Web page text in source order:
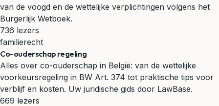
van de voogd en de wettelijke verplichtingen volgens het
Burgerlijk Wetboek.
736 lezers
familierecht
Co-ouderschap regeling
Alles over co-ouderschap in België: van de wettelijke
voorkeursregeling in BW Art. 374 tot praktische tips voor
verblijf en kosten. Uw juridische gids door LawBase.
669 lezers